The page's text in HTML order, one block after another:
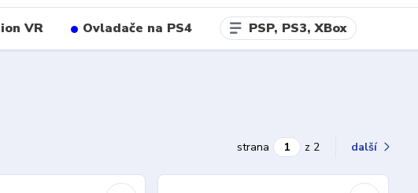
VR Ovladače na PS4 PSP, PS3, XBox
strana z 2 další